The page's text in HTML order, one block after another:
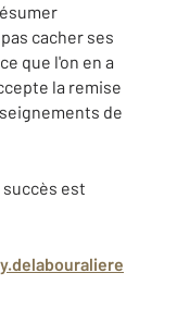
cacher ses
que l'on en a
la remise
de
est